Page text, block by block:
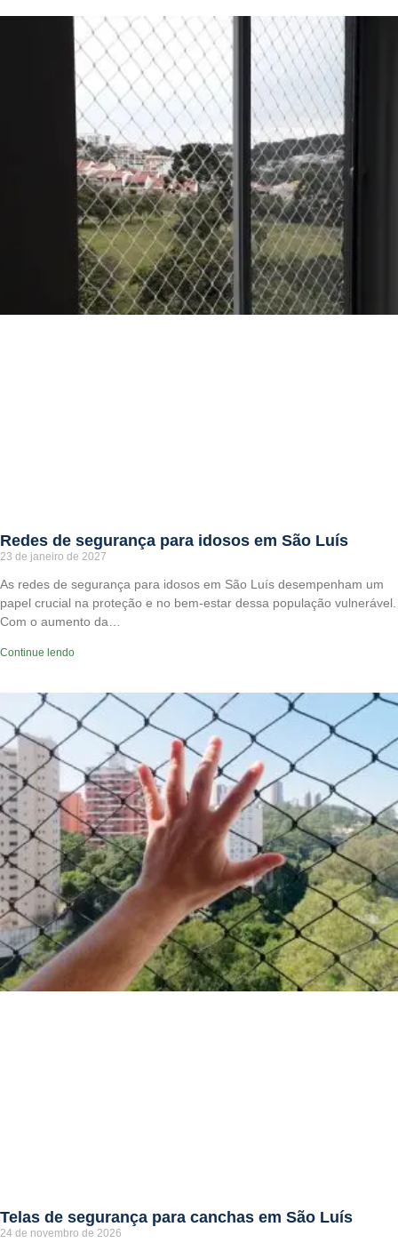
Redes de segurança para idosos em São Luís
23 de janeiro de 2027
As redes de segurança para idosos em São Luís desempenham um
papel crucial na proteção e no bem-estar dessa população vulnerável.
Com o aumento da…
Continue lendo
Telas de segurança para canchas em São Luís
24 de novembro de 2026